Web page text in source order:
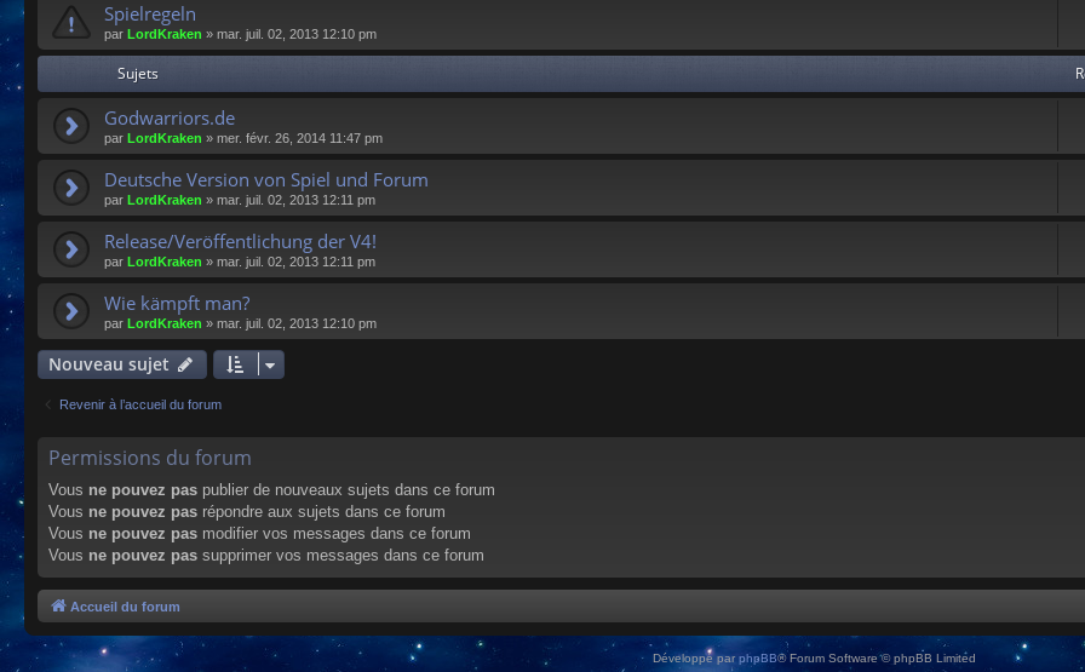
Spielregeln
par LordKraken » mar. juil. 02, 2013 12:10 pm
Sujets
Godwarriors.de
par LordKraken » mer. févr. 26, 2014 11:47 pm
Deutsche Version von Spiel und Forum
par LordKraken » mar. juil. 02, 2013 12:11 pm
Release/Veröffentlichung der V4!
par LordKraken » mar. juil. 02, 2013 12:11 pm
Wie kämpft man?
par LordKraken » mar. juil. 02, 2013 12:10 pm
Nouveau sujet
Revenir à l’accueil du forum
Permissions du forum
Vous ne pouvez pas publier de nouveaux sujets dans ce forum
Vous ne pouvez pas répondre aux sujets dans ce forum
Vous ne pouvez pas modifier vos messages dans ce forum
Vous ne pouvez pas supprimer vos messages dans ce forum
Accueil du forum
Développé par phpBB® Forum Software © phpBB Limited